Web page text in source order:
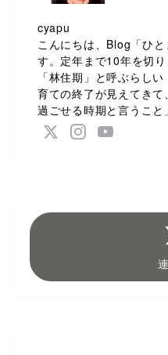
cyapu
こんにちは、Blog「ひ
す。定年まで10年を切
「林住期」と呼ぶらし
育ての終了が見えてき
過ごせる時期と言うこと